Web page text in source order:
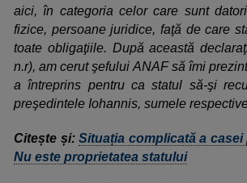
aici, în categoria celor care sunt
fizice, persoane juridice, faţă de care
toate obligaţiile. După această
n.r), am cerut şefului ANAF să îmi
a întreprins pentru ca statul să-şi
preşedintele Iohannis, sumele
Citește și:Situația complicată a
Nu este proprietatea statului